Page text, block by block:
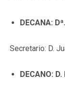
DECANA:
Secretario: D.
DECANO: